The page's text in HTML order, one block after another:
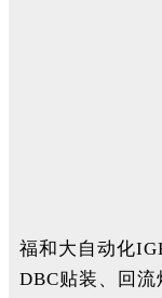
福和大自动化
DBC贴装、回